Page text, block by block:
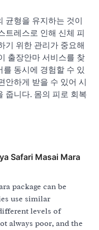
균형을 유지하는 것이
트레스로 인해 신체 피
기 위한 관리가 중요해
출장안마 서비스를 찾
동시에 경험할 수 있
안하게 받을 수 있어 시
줍니다. 몸의 피로 회복
Safari Masai Mara
package can be
use similar
levels of
always poor, and the